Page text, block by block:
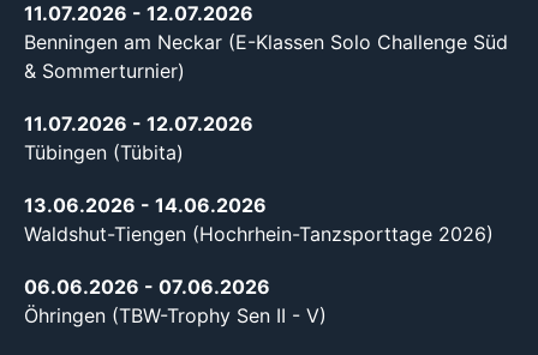
11.07.2026 - 12.07.2026
Benningen am Neckar (E-Klassen Solo Challenge Süd
& Sommerturnier)
11.07.2026 - 12.07.2026
Tübingen (Tübita)
13.06.2026 - 14.06.2026
Waldshut-Tiengen (Hochrhein-Tanzsporttage 2026)
06.06.2026 - 07.06.2026
Öhringen (TBW-Trophy Sen II - V)